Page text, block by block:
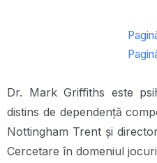
Dr. Mark Griffiths este
distins de dependență
Nottingham Trent și
Cercetare în domeniul